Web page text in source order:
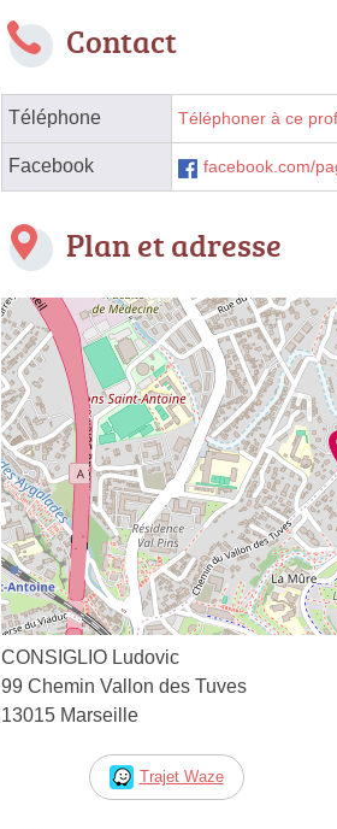
Contact
Téléphone Téléphoner à ce
Facebook facebook.com/
Plan et adresse
CONSIGLIO Ludovic
99 Chemin Vallon des Tuves
13015 Marseille
Trajet Waze